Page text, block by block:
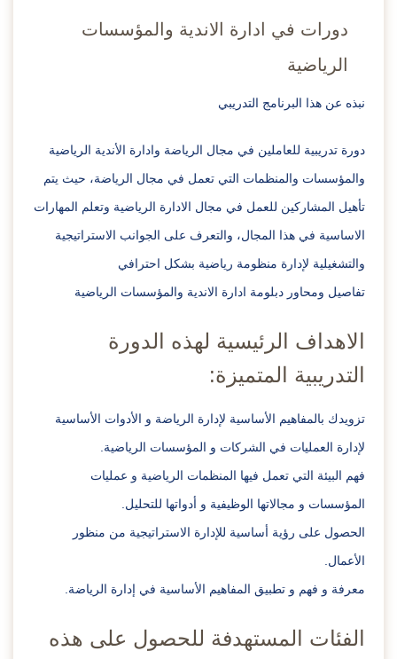
دورات في ادارة الاندية والمؤسسات
الرياضية
نبذه عن هذا البرنامج التدريبي
دورة تدريبية للعاملين في مجال الرياضة وادارة الأندية الرياضية
والمؤسسات والمنظمات التي تعمل في مجال الرياضة، حيث يتم
تأهيل المشاركين للعمل في مجال الادارة الرياضية وتعلم المهارات
الاساسية في هذا المجال، والتعرف على الجوانب الاستراتيجية
والتشغيلية لإدارة منظومة رياضية بشكل احترافي
تفاصيل ومحاور دبلومة ادارة الاندية والمؤسسات الرياضية
الاهداف الرئيسية لهذه الدورة
التدريبية المتميزة:
تزويدك بالمفاهيم الأساسية لإدارة الرياضة و الأدوات الأساسية
لإدارة العمليات في الشركات و المؤسسات الرياضية.
فهم البيئة التي تعمل فيها المنظمات الرياضية و عمليات
المؤسسات و مجالاتها الوظيفية و أدواتها للتحليل.
الحصول على رؤية أساسية للإدارة الاستراتيجية من منظور
الأعمال.
معرفة و فهم و تطبيق المفاهيم الأساسية في إدارة الرياضة.
الفئات المستهدفة للحصول على هذه